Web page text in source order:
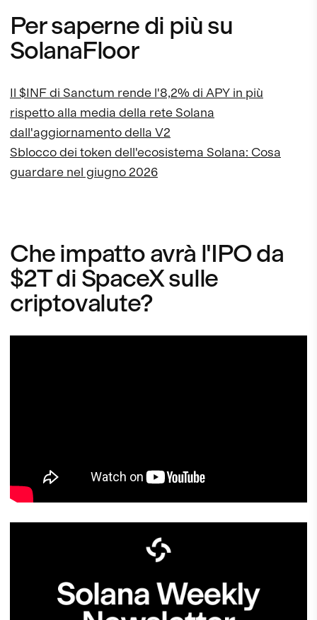
Per saperne di più su
SolanaFloor
Il $INF di Sanctum rende l'8,2% di APY in più
rispetto alla media della rete Solana
dall'aggiornamento della V2
Sblocco dei token dell'ecosistema Solana: Cosa
guardare nel giugno 2026
Che impatto avrà l'IPO da
$2T di SpaceX sulle
criptovalute?